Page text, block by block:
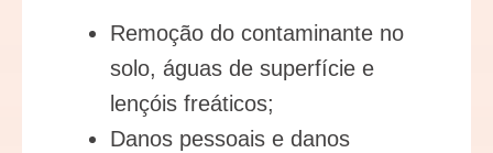
Remoção do contaminante no
solo, águas de superfície e
lençóis freáticos;
Danos pessoais e danos